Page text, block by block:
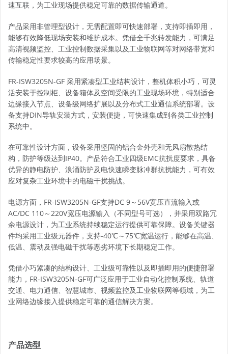
速互联，为工业现场提供稳定可靠的数据传输通道。
产品采用非管理型设计，无需配置即可快速部署，支持即插即用，
能够有效降低现场安装和维护成本。凭借全千兆转发能力，可满足
高清视频监控、工业控制数据采集以及工业物联网等对网络带宽和
传输稳定性要求较高的应用场景。
FR-ISW3205N-GF 采用紧凑型工业结构设计，整机体积小巧，可灵
活安装于控制柜、设备箱体及空间受限的工业现场环境，特别适合
边缘接入节点、设备级网络扩展以及分布式工业通信系统部署。设
备支持DIN导轨安装方式，安装便捷，可快速集成到各类工业控制
系统中。
在可靠性设计方面，设备采用坚固的铝合金外壳和无风扇散热结
构，防护等级达到IP40。产品符合工业四级EMC抗扰度要求，具备
优异的静电防护、浪涌防护及电快速瞬变脉冲群抗扰能力，可有效
应对复杂工业环境中的电磁干扰挑战。
电源方面，FR-ISW3205N-GF支持DC 9～56V宽压直流输入或
AC/DC 110～220V宽压电源输入（不同型号可选），并采用双路冗
余电源设计，为工业系统持续稳定运行提供可靠保障。设备关键器
件均采用工业级元器件，支持-40℃～75℃宽温运行，能够在高温、
低温、震动及强电磁干扰等恶劣环境下长期稳定工作。
凭借小巧紧凑的结构设计、工业级可靠性以及即插即用的便捷部署
能力，FR-ISW3205N-GF可广泛应用于工业自动化控制系统、轨道
交通、电力通信、智慧城市、视频监控及工业物联网等领域，为工
业网络边缘接入提供稳定可靠的通信解决方案。
产品选型